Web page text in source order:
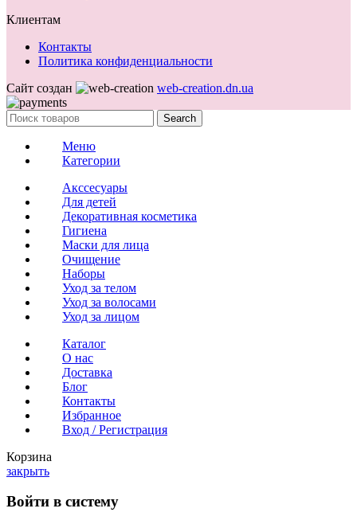
Клиентам
Контакты
Политика конфиденциальности
Сайт создан
web-creation.dn.ua
Search
Меню
Категории
Акссесуары
Для детей
Декоративная косметика
Гигиена
Маски для лица
Очищение
Наборы
Уход за телом
Уход за волосами
Уход за лицом
Каталог
О нас
Доставка
Блог
Контакты
Избранное
Вход / Регистрация
Корзина
закрыть
Войти в систему